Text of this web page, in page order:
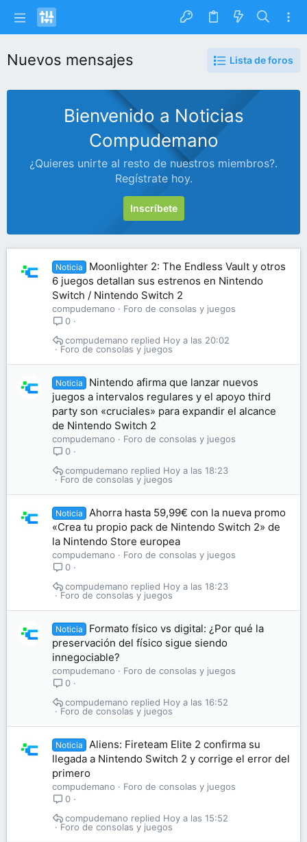
Nuevos mensajes Lista de foros
Bienvenido a Noticias
Compudemano
¿Quieres unirte al resto de nuestros miembros?.
Regístrate hoy.
Inscríbete
Noticia
Moonlighter 2: The Endless Vault y otros
6 juegos detallan sus estrenos en Nintendo
Switch / Nintendo Switch 2
compudemano
Foro de consolas y juegos
0
Foro de consolas y juegos
Hoy a las 20:02
compudemano
Noticia
Nintendo afirma que lanzar nuevos
juegos a intervalos regulares y el apoyo third
party son «cruciales» para expandir el alcance
de Nintendo Switch 2
compudemano
Foro de consolas y juegos
0
Foro de consolas y juegos
Hoy a las 18:23
compudemano
Noticia
Ahorra hasta 59,99€ con la nueva promo
«Crea tu propio pack de Nintendo Switch 2» de
la Nintendo Store europea
compudemano
Foro de consolas y juegos
0
Foro de consolas y juegos
Hoy a las 18:23
compudemano
Noticia
Formato físico vs digital: ¿Por qué la
preservación del físico sigue siendo
innegociable?
compudemano
Foro de consolas y juegos
0
Foro de consolas y juegos
Hoy a las 16:52
compudemano
Noticia
Aliens: Fireteam Elite 2 confirma su
llegada a Nintendo Switch 2 y corrige el error del
primero
compudemano
Foro de consolas y juegos
0
Foro de consolas y juegos
Hoy a las 15:52
compudemano